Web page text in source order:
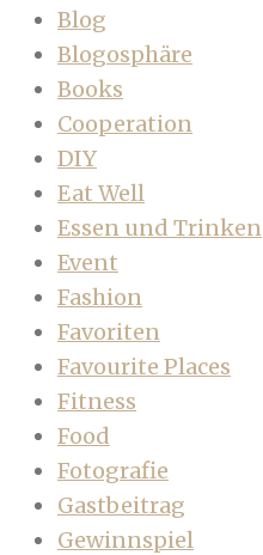
Blog
Blogosphäre
Books
Cooperation
DIY
Eat Well
Essen und Trinken
Event
Fashion
Favoriten
Favourite Places
Fitness
Food
Fotografie
Gastbeitrag
Gewinnspiel